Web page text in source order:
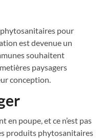
pour
est devenue un
souhaitent
paysagers
conception.
en poupe, et ce n’est pas
produits phytosanitaires